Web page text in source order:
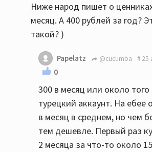
Ниже народ пишет о
месяц. А 400 рублей за год?
такой? )
Papelatz @cucumba 25
0
300 в месяц или около того
турецкий аккаунт. На ебее
в месяц в среднем, но чем
тем дешевле. Первый раз
2 месяца за что-то около